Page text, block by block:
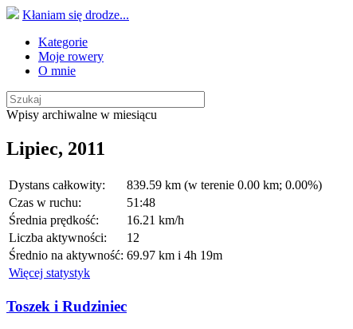
Kłaniam się drodze...
Kategorie
Moje rowery
O mnie
Wpisy archiwalne w miesiącu
Lipiec, 2011
Dystans całkowity:
839.59 km (w terenie 0.00 km; 0.00%)
Czas w ruchu:
51:48
Średnia prędkość:
16.21 km/h
Liczba aktywności:
12
Średnio na aktywność: 69.97 km i 4h 19m
Więcej statystyk
Toszek i Rudziniec